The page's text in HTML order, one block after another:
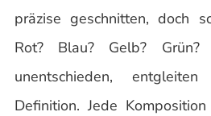
präzise geschnitten, doch
Rot? Blau? Gelb?
unentschieden,
Definition. Jede